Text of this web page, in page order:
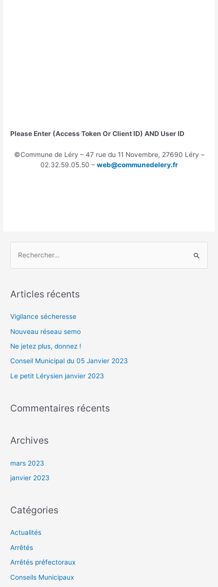
Please Enter (Access Token Or Client ID) AND User ID
©Commune de Léry – 47 rue du 11 Novembre, 27690 Léry –
02.32.59.05.50 – web@communedelery.fr
e
h
c
h
e
r
Articles récents
Vigilance sécheresse
Nouveau réseau semo
Ne jetez plus, donnez !
Conseil Municipal du 05 Janvier 2023
Le petit Lérysien janvier 2023
Commentaires récents
Archives
mars 2023
janvier 2023
Catégories
Actualités
Arrêtés
Arrêtés préfectoraux
Conseils Municipaux